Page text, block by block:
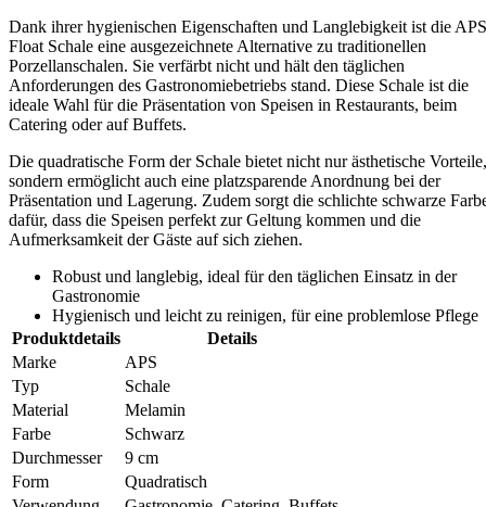
Dank ihrer hygienischen Eigenschaften und Langlebigkeit ist die APS
Float Schale eine ausgezeichnete Alternative zu traditionellen
Porzellanschalen. Sie verfärbt nicht und hält den täglichen
Anforderungen des Gastronomiebetriebs stand. Diese Schale ist die
ideale Wahl für die Präsentation von Speisen in Restaurants, beim
Catering oder auf Buffets.
Die quadratische Form der Schale bietet nicht nur ästhetische Vorteile,
sondern ermöglicht auch eine platzsparende Anordnung bei der
Präsentation und Lagerung. Zudem sorgt die schlichte schwarze
dafür, dass die Speisen perfekt zur Geltung kommen und die
Aufmerksamkeit der Gäste auf sich ziehen.
Robust und langlebig, ideal für den täglichen Einsatz in der
Gastronomie
Hygienisch und leicht zu reinigen, für eine problemlose Pflege
Produktdetails
Details
Marke
APS
Typ
Schale
Material
Melamin
Farbe
Schwarz
Durchmesser
9 cm
Form
Quadratisch